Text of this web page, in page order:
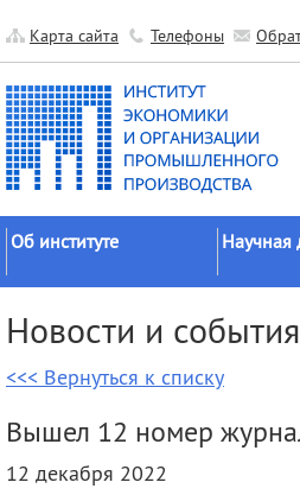
Карта сайта Телефоны
Об институте
Официальные документы
История
Научные подразделения
Прочие подразделения
Научная
Гранты
Новости и события
<<< Вернуться к списку
Вышел 12 номер
12 декабря 2022